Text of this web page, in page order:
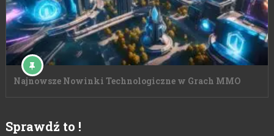
Najnowsze Nowinki Technologiczne w Grach MMO
Sprawdź to !